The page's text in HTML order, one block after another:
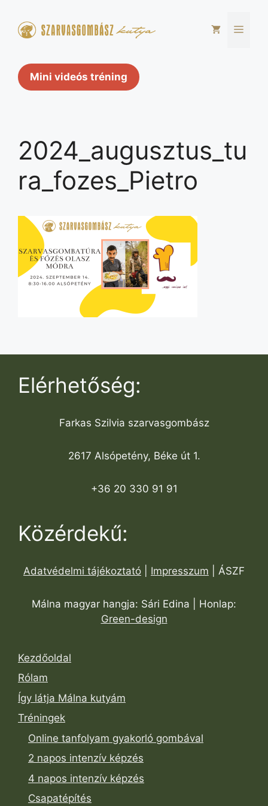
tartalomba
Mini videós tréning
2024_augusztus_tu
ra_fozes_Pietro
Elérhetőség:
Farkas Szilvia szarvasgombász
2617 Alsópetény, Béke út 1.
+36 20 330 91 91
Közérdekű:
Adatvédelmi tájékoztató Impresszum | ÁSZF
Málna magyar hangja: Sári Edina | Honlap:
Green-design
Kezdőoldal
Rólam
Így látja Málna kutyám
Tréningek
Online tanfolyam gyakorló gombával
2 napos intenzív képzés
4 napos intenzív képzés
Csapatépítés